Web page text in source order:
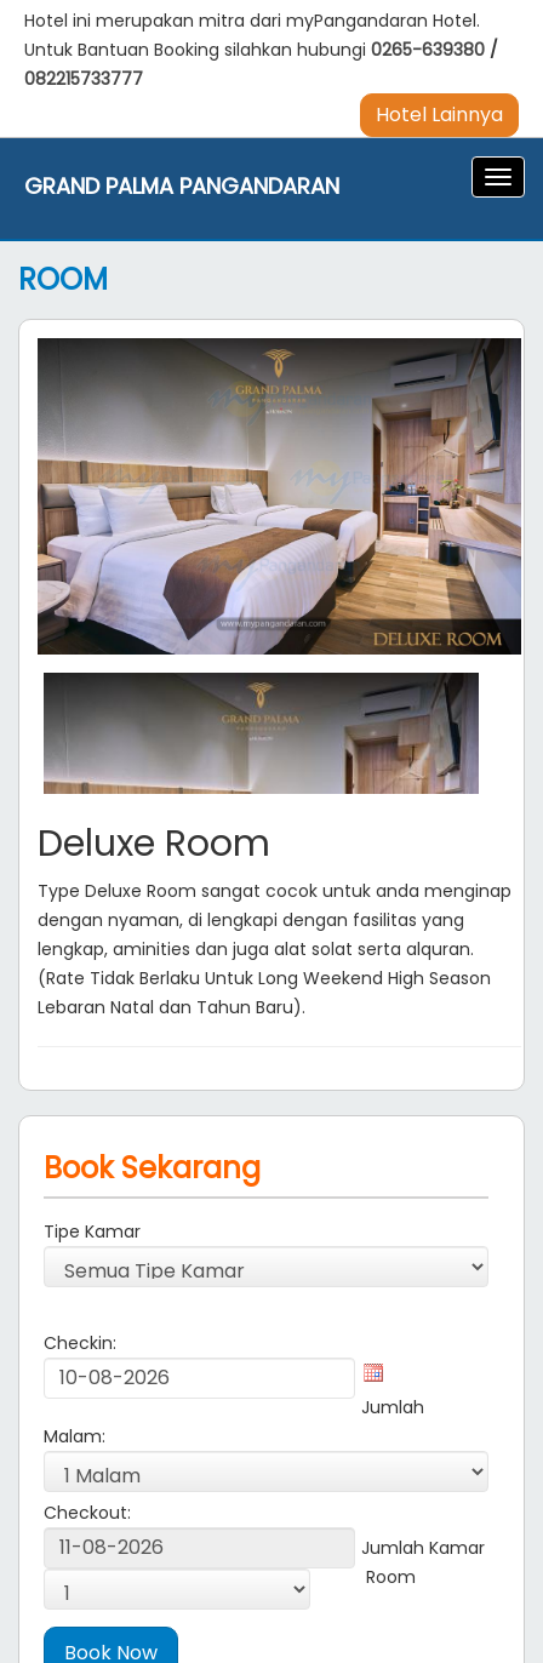
Hotel ini merupakan mitra dari myPangandaran Hotel.
Untuk Bantuan Booking silahkan hubungi 0265-639380 /
082215733777
Hotel Lainnya
GRAND PALMA PANGANDARAN
ROOM
Deluxe Room
Type Deluxe Room sangat cocok untuk anda menginap
dengan nyaman, di lengkapi dengan fasilitas yang
lengkap, aminities dan juga alat solat serta alquran.
(Rate Tidak Berlaku Untuk Long Weekend High Season
Lebaran Natal dan Tahun Baru).
Book Sekarang
Tipe Kamar
Checkin:
Jumlah
Malam:
Checkout:
Jumlah Kamar
Room